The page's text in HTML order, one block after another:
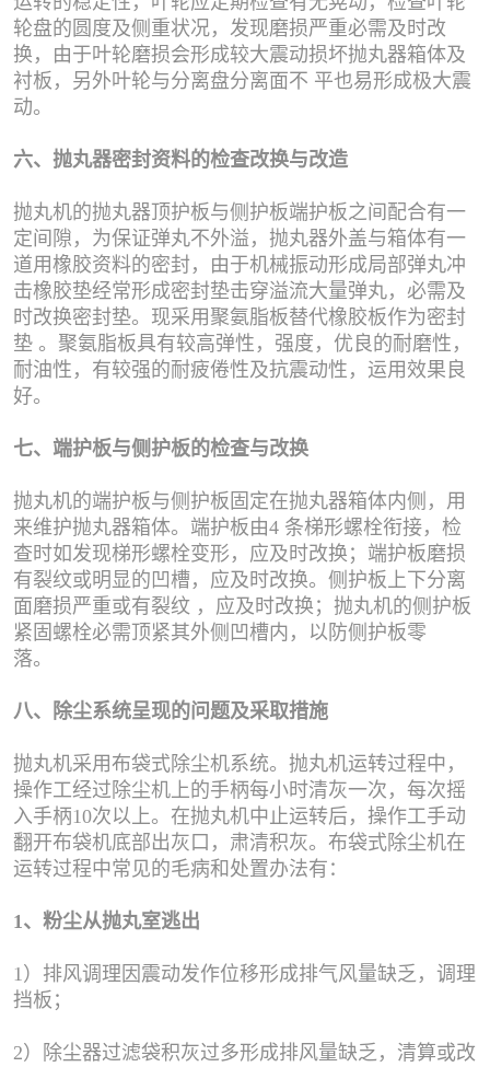
轮盘的圆度及侧重状况，发现磨损严重必需及时改
换，由于叶轮磨损会形成较大震动损坏抛丸器箱体及
衬板，另外叶轮与分离盘分离面不 平也易形成极大震
动。
六、抛丸器密封资料的检查改换与改造
抛丸机的抛丸器顶护板与侧护板端护板之间配合有一
定间隙，为保证弹丸不外溢，抛丸器外盖与箱体有一
道用橡胶资料的密封，由于机械振动形成局部弹丸冲
击橡胶垫经常形成密封垫击穿溢流大量弹丸，必需及
时改换密封垫。现采用聚氨脂板替代橡胶板作为密封
垫 。聚氨脂板具有较高弹性，强度，优良的耐磨性，
耐油性，有较强的耐疲倦性及抗震动性，运用效果良
好。
七、端护板与侧护板的检查与改换
抛丸机的端护板与侧护板固定在抛丸器箱体内侧，用
来维护抛丸器箱体。端护板由4 条梯形螺栓衔接，检
查时如发现梯形螺栓变形，应及时改换；端护板磨损
有裂纹或明显的凹槽，应及时改换。侧护板上下分离
面磨损严重或有裂纹 ，应及时改换；抛丸机的侧护板
紧固螺栓必需顶紧其外侧凹槽内，以防侧护板零
落。
八、除尘系统呈现的问题及采取措施
抛丸机采用布袋式除尘机系统。抛丸机运转过程中，
操作工经过除尘机上的手柄每小时清灰一次，每次摇
入手柄10次以上。在抛丸机中止运转后，操作工手动
翻开布袋机底部出灰口，肃清积灰。布袋式除尘机在
运转过程中常见的毛病和处置办法有：
1、粉尘从抛丸室逃出
1）排风调理因震动发作位移形成排气风量缺乏，调理
挡板；
2）除尘器过滤袋积灰过多形成排风量缺乏，清算或改